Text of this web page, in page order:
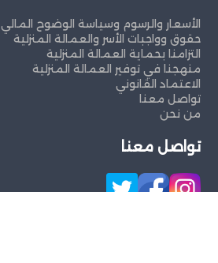
الأسعار والرسوم وسياسة الوضوح المالي
حقوق وواجبات الأسر والعمالة المنزلية
التزامنا بحماية العمالة المنزلية
منهجنا في توفير العمالة المنزلية
الاعتماد القانوني
تواصل معنا
من نحن
تواصل معنا